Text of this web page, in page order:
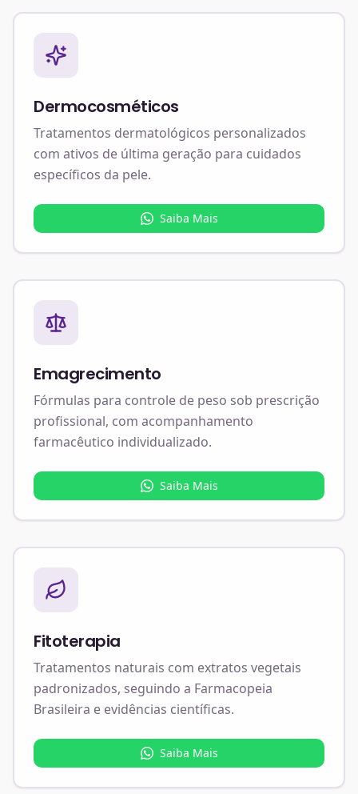
Dermocosméticos
Tratamentos dermatológicos personalizados
com ativos de última geração para cuidados
específicos da pele.
Saiba Mais
Emagrecimento
Fórmulas para controle de peso sob prescrição
profissional, com acompanhamento
farmacêutico individualizado.
Saiba Mais
Fitoterapia
Tratamentos naturais com extratos vegetais
padronizados, seguindo a Farmacopeia
Brasileira e evidências científicas.
Saiba Mais